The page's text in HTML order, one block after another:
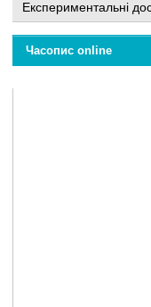
Експериментальні
Часопис online